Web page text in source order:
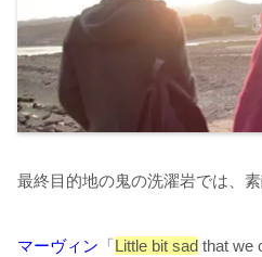
最終目的地の鬼の洗濯岩では、
マーヴィン 「Little bit sad that we